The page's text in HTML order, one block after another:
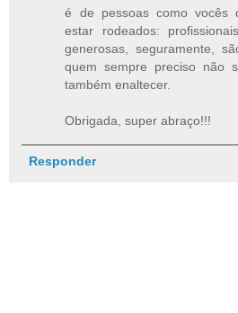
é de pessoas como vocês
estar rodeados:
generosas, seguramente,
quem sempre preciso não
também enaltecer.
Obrigada, super abraço!!!
Responder